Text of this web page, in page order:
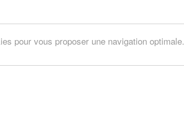
pour vous proposer une navigation optimale.